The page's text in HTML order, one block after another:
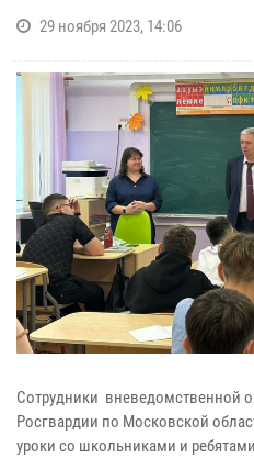
29 ноября 2023, 14:06
Сотрудники вневедомственной
Росгвардии по Московской
уроки со школьниками и